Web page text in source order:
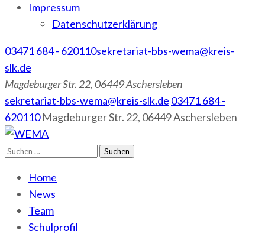
Impressum
Datenschutzerklärung
03471 684 - 620110sekretariat-bbs-wema@kreis-
slk.de
Magdeburger Str. 22, 06449 Aschersleben
sekretariat-bbs-wema@kreis-slk.de 03471 684 -
620110 Magdeburger Str. 22, 06449 Aschersleben
WEMA
BbS I des Salzlandkreises
Suchen
Home
News
Team
Schulprofil